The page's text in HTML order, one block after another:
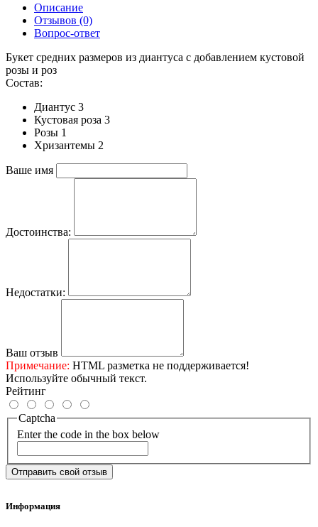
Описание
Отзывов (0)
Вопрос-ответ
Букет средних размеров из диантуса c добавлением кустовой
розы и роз
Состав:
Диантус 3
Кустовая роза 3
Розы 1
Хризантемы 2
Ваше имя
Достоинства:
Недостатки:
Ваш отзыв
Примечание: HTML разметка не поддерживается!
Используйте обычный текст.
Рейтинг
Captcha
Enter the code in the box below
Отправить свой отзыв
Информация